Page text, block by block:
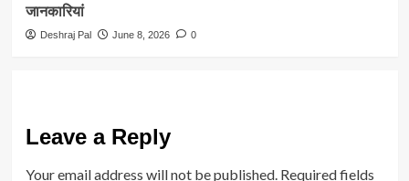
जानकारियां
Deshraj Pal June 8, 2026 0
Leave a Reply
Your email address will not be published. Required fields